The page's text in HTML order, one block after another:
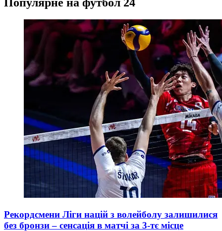
Рекордсмени Ліги націй з волейболу залишилися
без бронзи – сенсація в матчі за 3-тє місце